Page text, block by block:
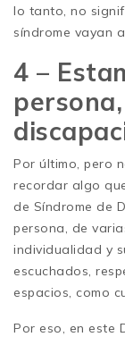
lo tanto, no
síndrome vayan
4 –
Por último, pero
recordar algo
de Síndrome de
persona, de
individualidad y
escuchados,
espacios, como
Por eso, en este